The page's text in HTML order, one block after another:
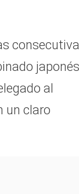
al
un claro